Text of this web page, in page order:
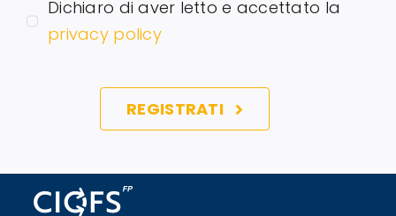
Dichiaro di aver letto e accettato la
privacy policy
REGISTRATI